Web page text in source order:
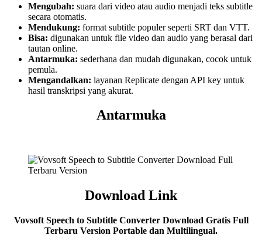
Mengubah: suara dari video atau audio menjadi teks subtitle
secara otomatis.
Mendukung: format subtitle populer seperti SRT dan VTT.
Bisa: digunakan untuk file video dan audio yang berasal dari
tautan online.
Antarmuka: sederhana dan mudah digunakan, cocok untuk
pemula.
Mengandalkan: layanan Replicate dengan API key untuk
hasil transkripsi yang akurat.
Antarmuka
Download Link
Vovsoft Speech to Subtitle Converter Download Gratis Full
Terbaru Version Portable dan Multilingual.